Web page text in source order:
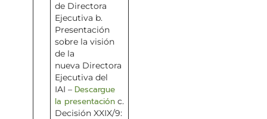
de Directora
Ejecutiva b.
Presentación
sobre la visión
de la
nueva Directora
Ejecutiva del
IAI – Descargue
la presentaciónc.
Decisión XXIX/9: